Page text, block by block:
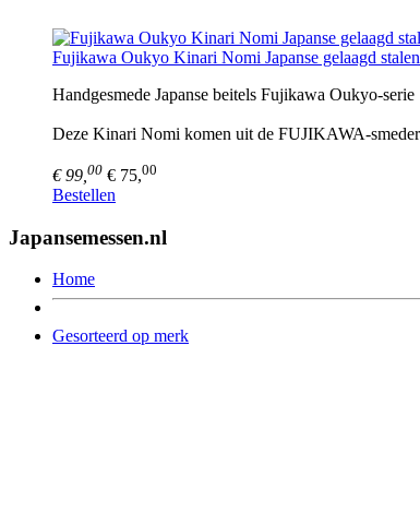
Fujikawa Oukyo Kinari Nomi Japanse gelaagd
Handgesmede Japanse beitels Fujikawa Oukyo-serie
Deze Kinari Nomi komen uit de FUJIKAWA-
€ 99, 00 € 75,00
Bestellen
Japansemessen.nl
Home
Gesorteerd op merk